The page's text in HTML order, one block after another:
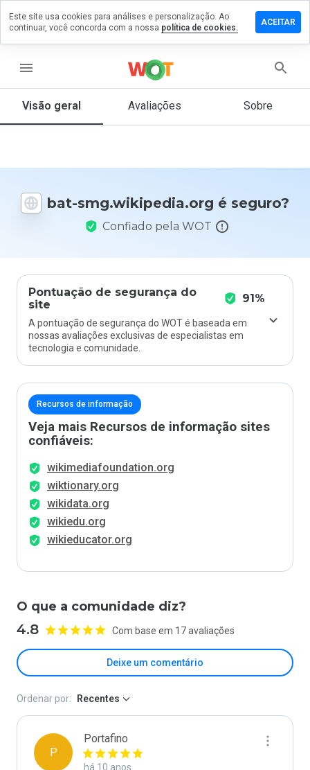
menu
Visão geral Avaliações Sobre
bat-smg.wikipedia.org é seguro?
Confiado pela WOT
Pontuação de segurança do
site
91%
A pontuação de segurança do WOT é baseada em
nossas avaliações exclusivas de especialistas em
tecnologia e comunidade.
Recursos de informação
Veja mais Recursos de informação sites
confiáveis:
wikimediafoundation.org
wiktionary.org
wikidata.org
wikiedu.org
wikieducator.org
O que a comunidade diz?
4.8 Com base em 17 avaliações
Deixe um comentário
em
que
você
daria
Ordenar por: Recentes
P
Portafino
há 10 anos
Este site usa cookies para análises e personalização. Ao
continuar, você concorda com a nossa política de cookies.
ACEITAR